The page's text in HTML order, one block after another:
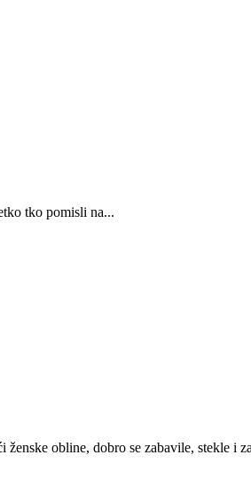
tko pomisli na...
obline, dobro se zabavile, stekle i